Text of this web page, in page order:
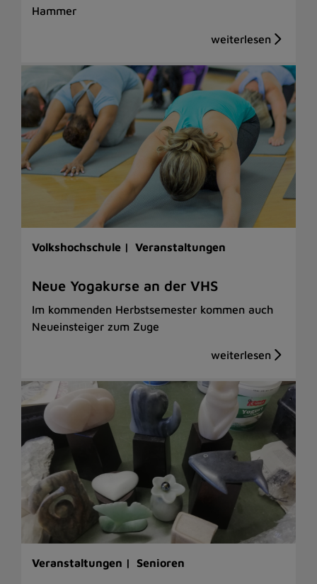
Hammer
Volkshochschule | Veranstaltungen
Neue Yogakurse an der VHS
Im kommenden Herbstsemester kommen auch
Neueinsteiger zum Zuge
Veranstaltungen | Senioren